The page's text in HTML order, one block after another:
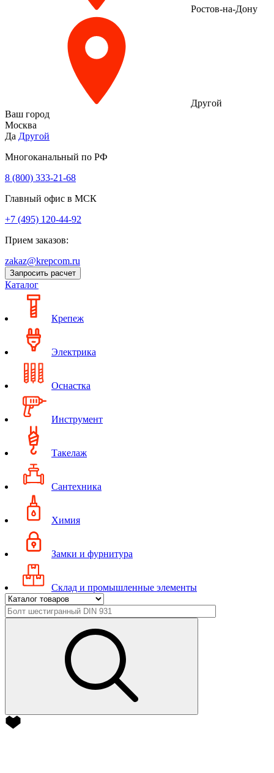
Ростов-на-Дону
Другой
Ваш город
Москва
Да Другой
Многоканальный по РФ
8 (800) 333‑21-68
Главный офис в МСК
+7 (495) 120-44-92
Прием заказов:
zakaz@krepcom.ru
Запросить расчет
Каталог
Крепеж
Электрика
Оснастка
Инструмент
Такелаж
Сантехника
Химия
Замки и фурнитура
Склад и промышленные элементы